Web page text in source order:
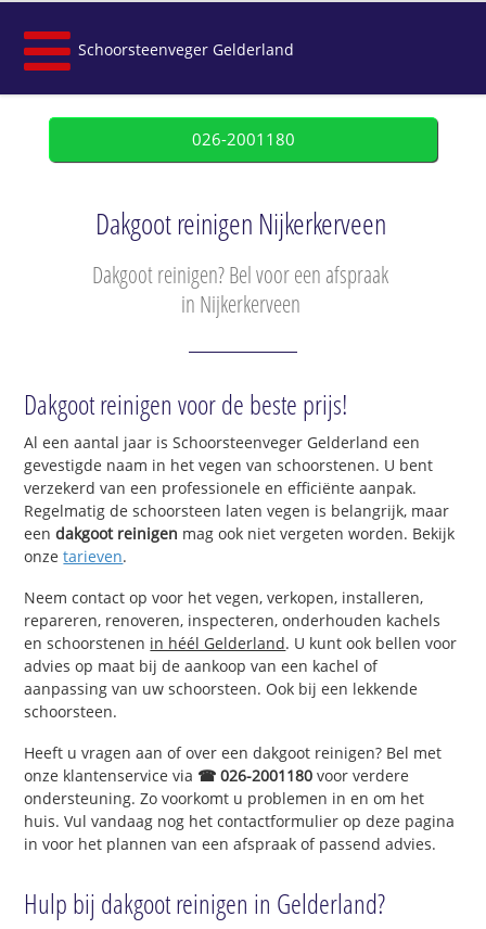
Schoorsteenveger Gelderland
026-2001180
Dakgoot reinigen Nijkerkerveen
Dakgoot reinigen? Bel voor een afspraak
in Nijkerkerveen
Dakgoot reinigen voor de beste prijs!
Al een aantal jaar is Schoorsteenveger Gelderland een
gevestigde naam in het vegen van schoorstenen. U bent
verzekerd van een professionele en efficiënte aanpak.
Regelmatig de schoorsteen laten vegen is belangrijk, maar
eendakgoot reinigen mag ook niet vergeten worden. Bekijk
onzetarieven.
Neem contact op voor het vegen, verkopen, installeren,
repareren, renoveren, inspecteren, onderhouden kachels
en schoorstenen in héél Gelderland. U kunt ook bellen voor
advies op maat bij de aankoop van een kachel of
aanpassing van uw schoorsteen. Ook bij een lekkende
schoorsteen.
Heeft u vragen aan of over een dakgoot reinigen? Bel met
onze klantenservice via ☎ 026-2001180 voor verdere
ondersteuning. Zo voorkomt u problemen in en om het
huis. Vul vandaag nog het contactformulier op deze pagina
in voor het plannen van een afspraak of passend advies.
Hulp bij dakgoot reinigen in Gelderland?